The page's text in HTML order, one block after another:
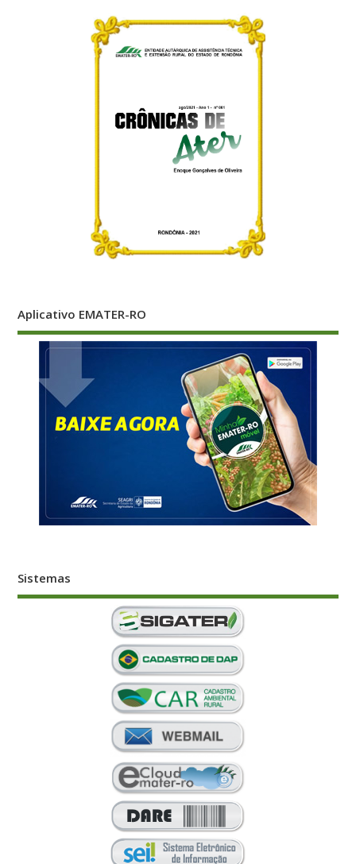
Aplicativo EMATER-RO
Sistemas